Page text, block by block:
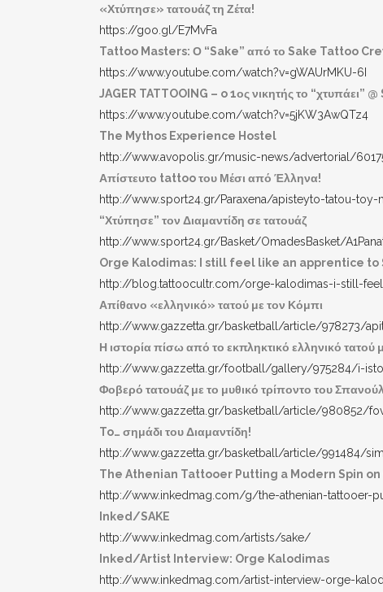
«Χτύπησε» τατουάζ τη Ζέτα!
https://goo.gl/E7MvFa
Tattoo Masters: Ο “Sake” από το Sake Tattoo
https://www.youtube.com/watch?v=gWAUrMKU-6I
JAGER TATTOOING – o 1ος νικητής το “χτυπάει”
https://www.youtube.com/watch?v=5jKW3AwQTz4
The Mythos Experience Hostel
http://www.avopolis.gr/music-news/advertorial/
Απίστευτο tattoo του Μέσι από Έλληνα!
http://www.sport24.gr/Paraxena/apisteyto-tatou-toy-
“Χτύπησε” τον Διαμαντίδη σε τατουάζ
http://www.sport24.gr/Basket/OmadesBasket/
Orge Kalodimas: I still feel like an apprentice to
http://blog.tattoocultr.com/orge-kalodimas-i-still-
Απίθανο «ελληνικό» τατού με τον Κόμπι
http://www.gazzetta.gr/basketball/article/978273/
Η ιστορία πίσω από το εκπληκτικό ελληνικό τατού
http://www.gazzetta.gr/football/gallery/975284/i-
Φοβερό τατουάζ με το μυθικό τρίποντο του
http://www.gazzetta.gr/basketball/article/980852/
To… σημάδι του Διαμαντίδη!
http://www.gazzetta.gr/basketball/article/991484/
The Athenian Tattooer Putting a Modern Spin on
http://www.inkedmag.com/g/the-athenian-tattooer-
Inked/SAKE
http://www.inkedmag.com/artists/sake/
Inked/Artist Interview: Orge Kalodimas
http://www.inkedmag.com/artist-interview-orge-